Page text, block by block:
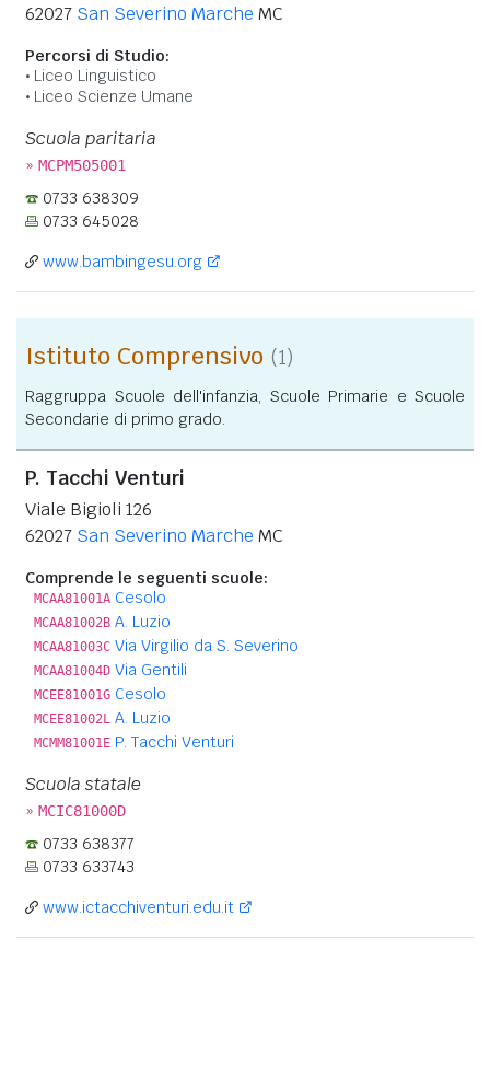
62027 San Severino Marche MC
Percorsi di Studio:
Liceo Linguistico
Liceo Scienze Umane
Scuola paritaria
» MCPM505001
0733 638309
0733 645028
www.bambingesu.org
Istituto Comprensivo (1)
Raggruppa Scuole dell'infanzia, Scuole Primarie e Scuole
Secondarie di primo grado.
P. Tacchi Venturi
Viale Bigioli 126
62027 San Severino Marche MC
Comprende le seguenti scuole:
MCAA81001A Cesolo
MCAA81002B A. Luzio
MCAA81003C Via Virgilio da S. Severino
MCAA81004D Via Gentili
MCEE81001G Cesolo
MCEE81002L A. Luzio
MCMM81001E P. Tacchi Venturi
Scuola statale
» MCIC81000D
0733 638377
0733 633743
www.ictacchiventuri.edu.it